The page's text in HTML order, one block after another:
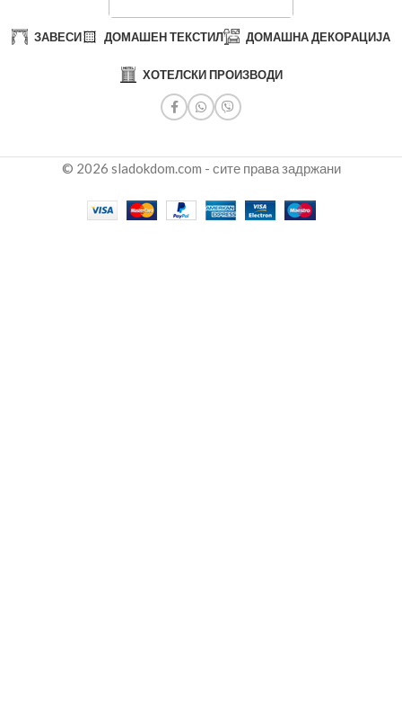
ЗАВЕСИ ДОМАШЕН ТЕКСТИЛ ДОМАШНА ДЕКОРАЦИЈА
ХОТЕЛСКИ ПРОИЗВОДИ
© 2026 sladokdom.com - сите права задржани